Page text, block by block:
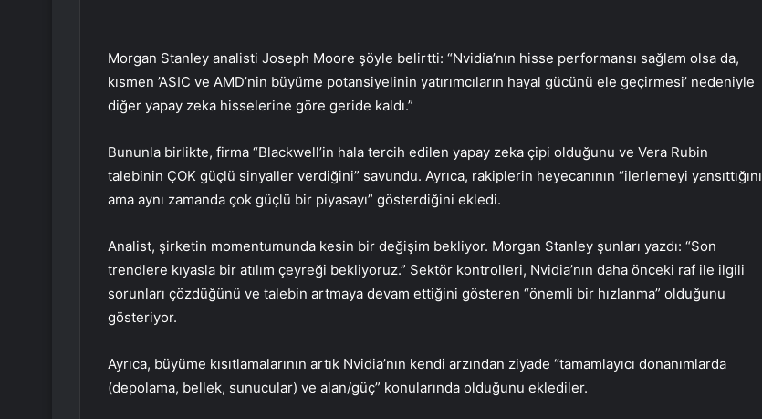
Morgan Stanley analisti Joseph Moore şöyle belirtti: “Nvidia’nın hisse performansı sağlam olsa da,
kısmen ’ASIC ve AMD’nin büyüme potansiyelinin yatırımcıların hayal gücünü ele geçirmesi’ nedeniyle
diğer yapay zeka hisselerine göre geride kaldı.”
Bununla birlikte, firma “Blackwell’in hala tercih edilen yapay zeka çipi olduğunu ve Vera Rubin
talebinin ÇOK güçlü sinyaller verdiğini” savundu. Ayrıca, rakiplerin heyecanının “ilerlemeyi yansıttığını
ama aynı zamanda çok güçlü bir piyasayı” gösterdiğini ekledi.
Analist, şirketin momentumunda kesin bir değişim bekliyor. Morgan Stanley şunları yazdı: “Son
trendlere kıyasla bir atılım çeyreği bekliyoruz.” Sektör kontrolleri, Nvidia’nın daha önceki raf ile ilgili
sorunları çözdüğünü ve talebin artmaya devam ettiğini gösteren “önemli bir hızlanma” olduğunu
gösteriyor.
Ayrıca, büyüme kısıtlamalarının artık Nvidia’nın kendi arzından ziyade “tamamlayıcı donanımlarda
(depolama, bellek, sunucular) ve alan/güç” konularında olduğunu eklediler.